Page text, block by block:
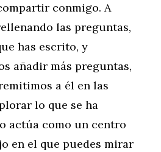
conmigo. A
las preguntas,
has escrito, y
añadir más preguntas,
a él en las
lo que se ha
actúa como un centro
en el que puedes mirar